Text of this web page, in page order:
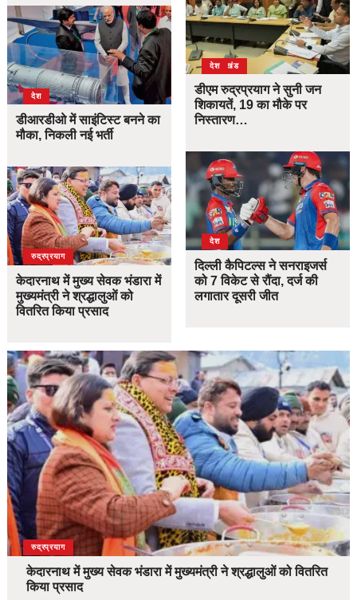
देश
डीआरडीओ में साइंटिस्ट बनने का
मौका, निकली नई भर्ती
उत्तराखंड
देश
रुद्रप्रयाग
केदारनाथ में मुख्य सेवक भंडारा में
मुख्यमंत्री ने श्रद्धालुओं को
वितरित किया प्रसाद
उत्तराखंड
देश
डीएम रुद्रप्रयाग ने सुनी जन
शिकायतें, 19 का मौके पर
निस्तारण…
देश
दिल्ली कैपिटल्स ने सनराइजर्स
को 7 विकेट से रौंदा, दर्ज की
लगातार दूसरी जीत
उत्तराखंड
देश
रुद्रप्रयाग
केदारनाथ में मुख्य सेवक भंडारा में मुख्यमंत्री ने श्रद्धालुओं को वितरित
किया प्रसाद